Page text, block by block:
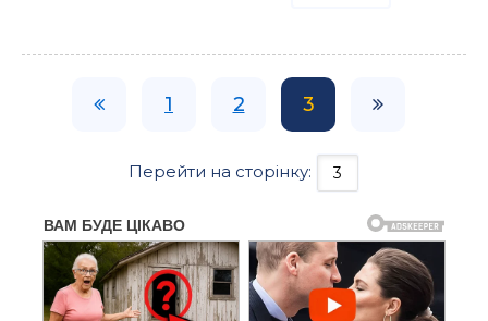
1 2 3
Перейти на сторінку: